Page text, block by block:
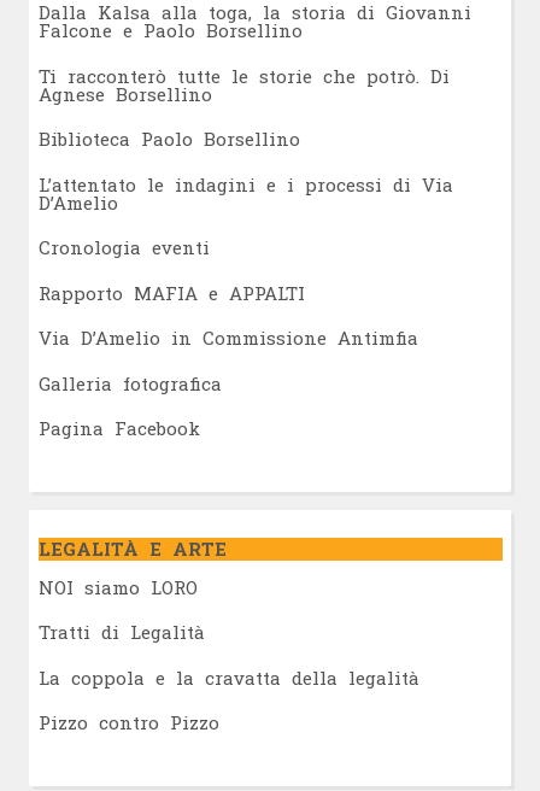
Dalla Kalsa alla toga, la storia di Giovanni
Falcone e Paolo Borsellino
Ti racconterò tutte le storie che potrò. Di
Agnese Borsellino
Biblioteca Paolo Borsellino
L’attentato le indagini e i processi di Via
D’Amelio
Cronologia eventi
Rapporto MAFIA e APPALTI
Via D’Amelio in Commissione Antimfia
Galleria fotografica
Pagina Facebook
LEGALITÀ E ARTE
NOI siamo LORO
Tratti di Legalità
La coppola e la cravatta della legalità
Pizzo contro Pizzo